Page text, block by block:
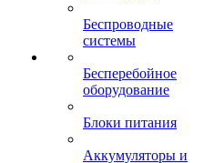
Беспроводные
системы
Бесперебойное
оборудование
Блоки питания
Аккумуляторы и